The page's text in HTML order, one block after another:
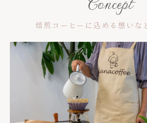
焙煎コーヒーに込める想いな